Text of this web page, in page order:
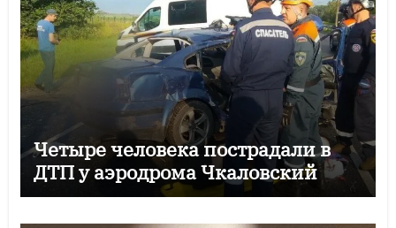
Четыре человека пострадали в
ДТП у аэродрома Чкаловский